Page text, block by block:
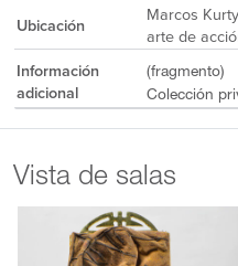
Ubicación
Marcos
arte de
Información
adicional
(fragmento)
Colección
Vista de salas